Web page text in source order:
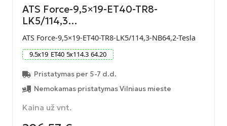
ATS Force-9,5×19-ET40-TR8-
LK5/114,3…
ATS Force-9,5×19-ET40-TR8-LK5/114,3-NB64,2-Tesla
9.5x19 ET40 5x114.3 64.20
Pristatymas per 5-7 d.d.
Nemokamas pristatymas Vilniaus mieste
Kaina už vnt.